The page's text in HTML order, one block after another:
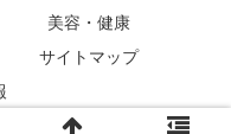
美容・健康
サイトマップ